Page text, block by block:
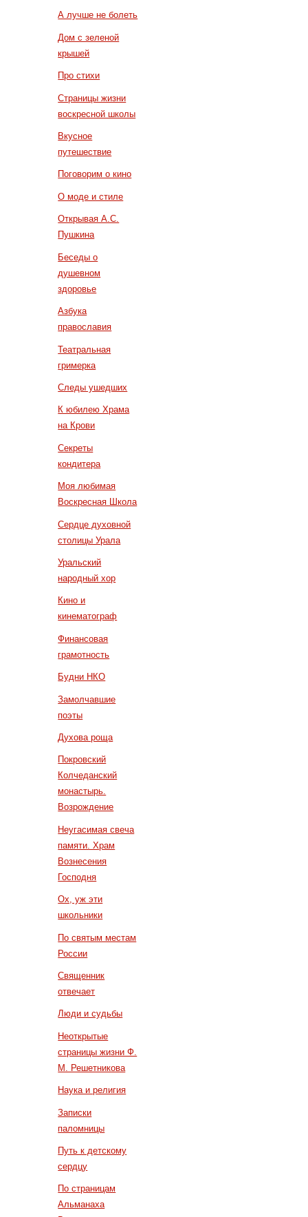
А лучше не болеть
Дом с зеленой
крышей
Про стихи
Страницы жизни
воскресной школы
Вкусное
путешествие
Поговорим о кино
О моде и стиле
Открывая А.С.
Пушкина
Беседы о
душевном
здоровье
Азбука
православия
Театральная
гримерка
Следы ушедших
К юбилею Храма
на Крови
Секреты
кондитера
Моя любимая
Воскресная Школа
Сердце духовной
столицы Урала
Уральский
народный хор
Кино и
кинематограф
Финансовая
грамотность
Будни НКО
Замолчавшие
поэты
Духова роща
Покровский
Колчеданский
монастырь.
Возрождение
Неугасимая свеча
памяти. Храм
Вознесения
Господня
Ох, уж эти
школьники
По святым местам
России
Священник
отвечает
Люди и судьбы
Неоткрытые
страницы жизни Ф.
М. Решетникова
Наука и религия
Записки
паломницы
Путь к детскому
сердцу
По страницам
Альманаха